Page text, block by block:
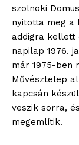
szolnoki
nyitotta meg a
addigra kellett
napilap 1976.
már 1975-ben
Művésztelep
kapcsán
veszik sorra,
megemlítik.